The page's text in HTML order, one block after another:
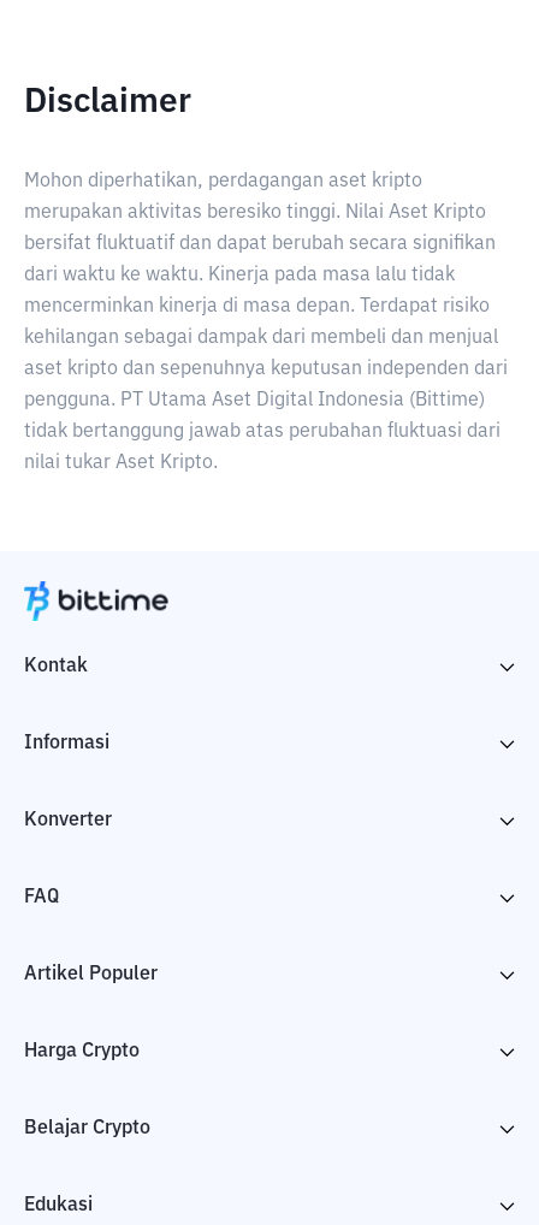
Disclaimer
Mohon diperhatikan, perdagangan aset kripto
merupakan aktivitas beresiko tinggi. Nilai Aset Kripto
bersifat fluktuatif dan dapat berubah secara signifikan
dari waktu ke waktu. Kinerja pada masa lalu tidak
mencerminkan kinerja di masa depan. Terdapat risiko
kehilangan sebagai dampak dari membeli dan menjual
aset kripto dan sepenuhnya keputusan independen dari
pengguna. PT Utama Aset Digital Indonesia (Bittime)
tidak bertanggung jawab atas perubahan fluktuasi dari
nilai tukar Aset Kripto.
Kontak
Informasi
Konverter
FAQ
Artikel Populer
Harga Crypto
Belajar Crypto
Edukasi